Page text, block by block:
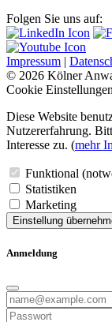
Folgen Sie uns auf:
Impressum |
© 2026 Kölner
Cookie Einstellungen
Diese Website
Nutzererfahrung.
Interesse zu. (mehr
Funktional
Statistiken
Marketing
Einstellung
Anmeldung